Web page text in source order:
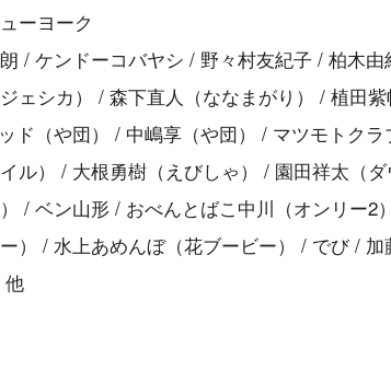
ーヨーク
/ ケンドーコバヤシ / 野々村友紀子 / 柏木由
ェシカ） / 森下直人（ななまがり） / 植田
ド（や団） / 中嶋享（や団） / マツモトク
ル） / 大根勇樹（えびしゃ） / 園田祥太（
/ ベン山形 / おべんとばこ中川（オンリー2
ー） / 水上あめんぼ（花ブービー） / でび /
他